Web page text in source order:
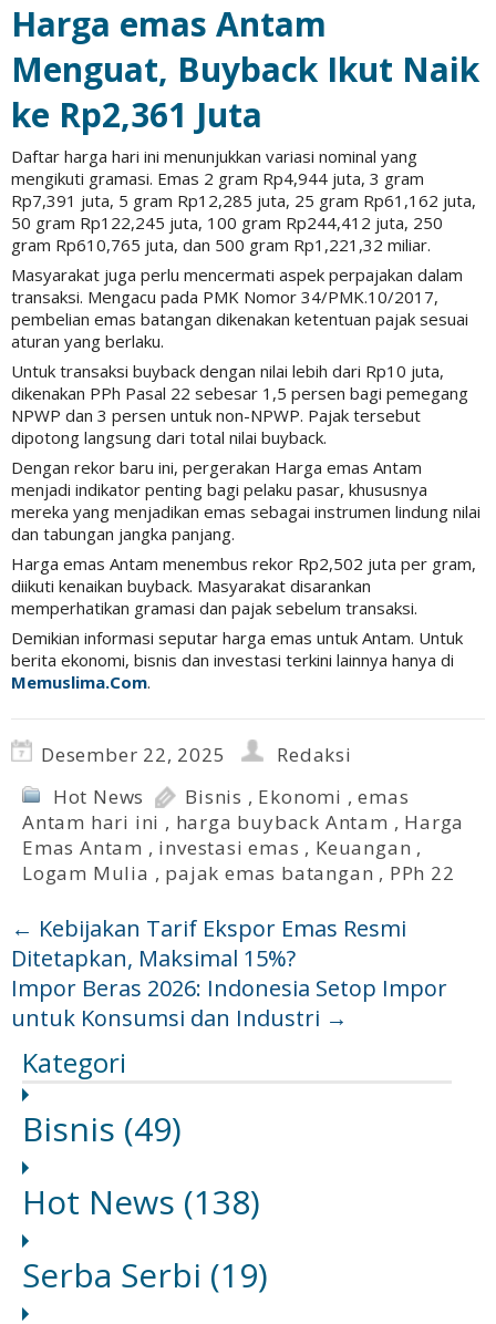
Harga emas Antam
Menguat, Buyback Ikut Naik
ke Rp2,361 Juta
Daftar harga hari ini menunjukkan variasi nominal yang
mengikuti gramasi. Emas 2 gram Rp4,944 juta, 3 gram
Rp7,391 juta, 5 gram Rp12,285 juta, 25 gram Rp61,162 juta,
50 gram Rp122,245 juta, 100 gram Rp244,412 juta, 250
gram Rp610,765 juta, dan 500 gram Rp1,221,32 miliar.
Masyarakat juga perlu mencermati aspek perpajakan dalam
transaksi. Mengacu pada PMK Nomor 34/PMK.10/2017,
pembelian emas batangan dikenakan ketentuan pajak sesuai
aturan yang berlaku.
Untuk transaksi buyback dengan nilai lebih dari Rp10 juta,
dikenakan PPh Pasal 22 sebesar 1,5 persen bagi pemegang
NPWP dan 3 persen untuk non-NPWP. Pajak tersebut
dipotong langsung dari total nilai buyback.
Dengan rekor baru ini, pergerakan Harga emas Antam
menjadi indikator penting bagi pelaku pasar, khususnya
mereka yang menjadikan emas sebagai instrumen lindung nilai
dan tabungan jangka panjang.
Harga emas Antam menembus rekor Rp2,502 juta per gram,
diikuti kenaikan buyback. Masyarakat disarankan
memperhatikan gramasi dan pajak sebelum transaksi.
Demikian informasi seputar harga emas untuk Antam. Untuk
berita ekonomi, bisnis dan investasi terkini lainnya hanya di
Memuslima.Com.
Desember 22, 2025
Redaksi
Hot News
Bisnis , Ekonomi ,emas
Antam hari ini , harga buyback Antam , Harga
Emas Antam , investasi emas , Keuangan ,
Logam Mulia , pajak emas batangan , PPh 22
← Kebijakan Tarif Ekspor Emas Resmi
Ditetapkan, Maksimal 15%?
Impor Beras 2026: Indonesia Setop Impor
untuk Konsumsi dan Industri →
Kategori
Bisnis (49)
Hot News (138)
Serba Serbi (19)